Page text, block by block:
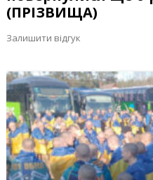
(ПРІЗВИЩА)
Залишити відгук